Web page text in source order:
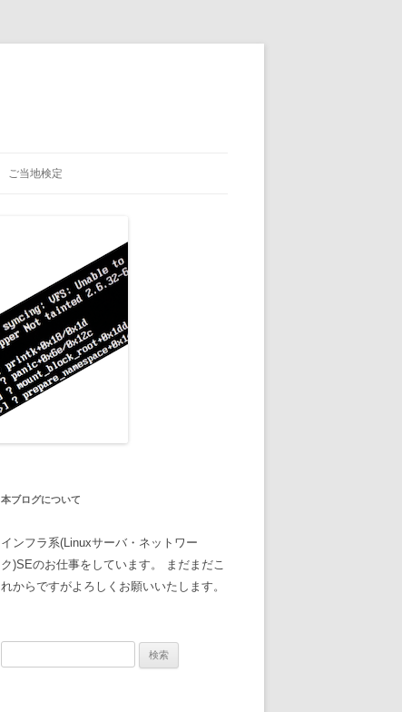
ご当地検定
本ブログについて
インフラ系(Linuxサーバ・ネットワー
ク)SEのお仕事をしています。 まだまだこ
れからですがよろしくお願いいたします。